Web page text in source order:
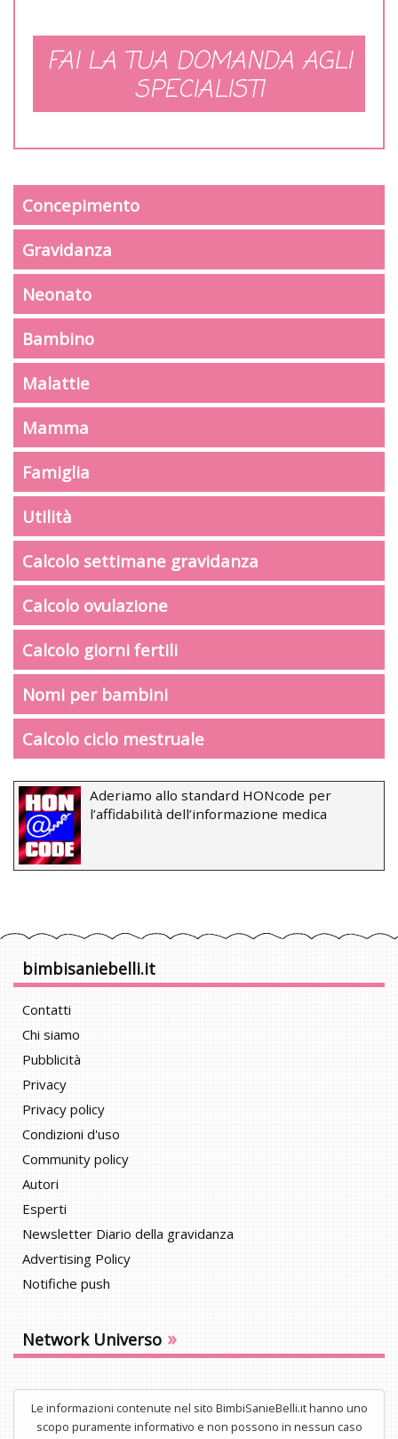
FAI LA TUA DOMANDA AGLI
SPECIALISTI
Concepimento
Gravidanza
Neonato
Bambino
Malattie
Mamma
Famiglia
Utilità
Calcolo settimane gravidanza
Calcolo ovulazione
Calcolo giorni fertili
Nomi per bambini
Calcolo ciclo mestruale
Aderiamo allo standard HONcode per
l’affidabilità dell’informazione medica
bimbisaniebelli.it
Contatti
Chi siamo
Pubblicità
Privacy
Privacy policy
Condizioni d'uso
Community policy
Autori
Esperti
Newsletter Diario della gravidanza
Advertising Policy
Notifiche push
Network Universo »
Le informazioni contenute nel sito BimbiSanieBelli.it hanno uno
scopo puramente informativo e non possono in nessun caso